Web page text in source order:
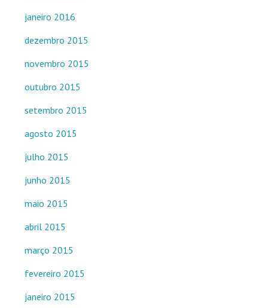
janeiro 2016
dezembro 2015
novembro 2015
outubro 2015
setembro 2015
agosto 2015
julho 2015
junho 2015
maio 2015
abril 2015
março 2015
fevereiro 2015
janeiro 2015